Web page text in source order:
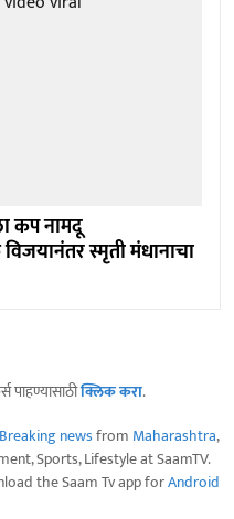
कप नामदू
स्मृती मंधानाचा
पाहण्यासाठीक्लिक करा.
Breaking newsfrom Maharashtra,
Sports, Lifestyle at SaamTV.
the Saam Tv app forAndroid